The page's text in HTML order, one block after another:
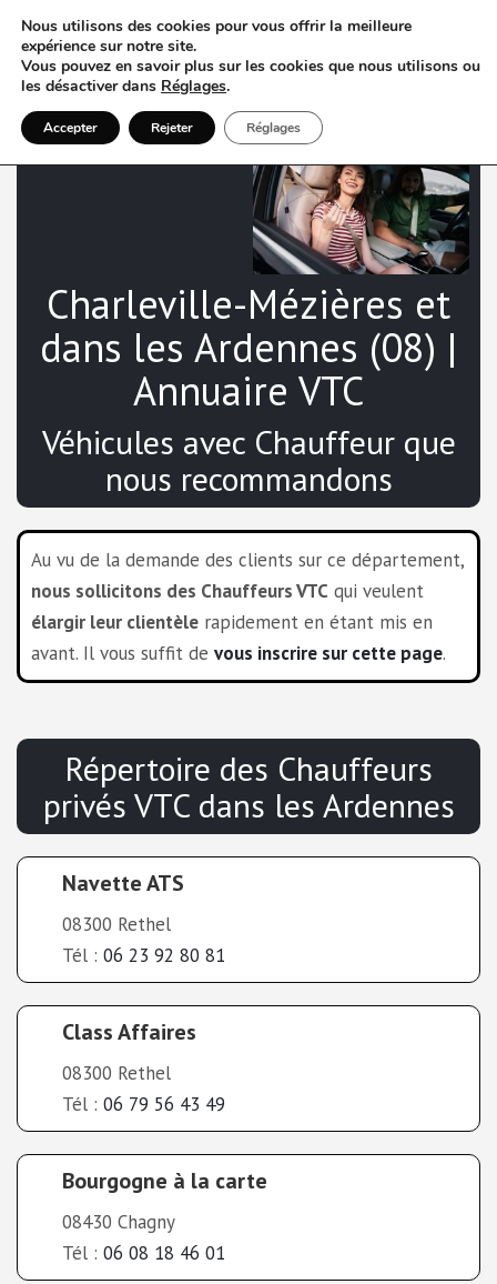
VTC à
Charleville-Mézières et
dans les Ardennes (08) |
Annuaire VTC
Véhicules avec Chauffeur que
nous recommandons
Au vu de la demande des clients sur ce département,
nous sollicitons des Chauffeurs VTC qui veulent
élargir leur clientèle rapidement en étant mis en
avant. Il vous suffit de vous inscrire sur cette page.
Répertoire des Chauffeurs
privés VTC dans les Ardennes
Navette ATS
08300 Rethel
Tél : 06 23 92 80 81
Class Affaires
08300 Rethel
Tél : 06 79 56 43 49
Bourgogne à la carte
08430 Chagny
Tél : 06 08 18 46 01
Nous utilisons des cookies pour vous offrir la meilleure
expérience sur notre site.
Vous pouvez en savoir plus sur les cookies que nous utilisons ou
les désactiver dans Réglages.
Accepter Rejeter Réglages